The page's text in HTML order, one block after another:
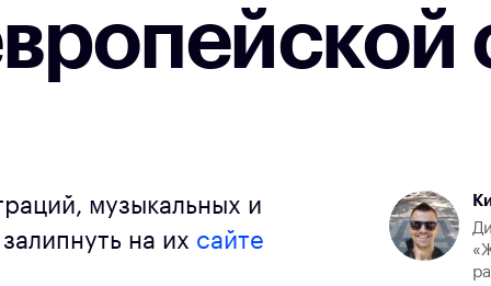
музыкальных и
на их сайте